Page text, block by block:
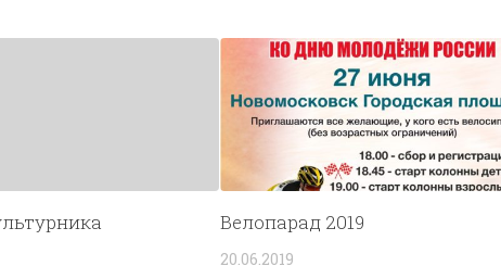
Велопарад 2019
20.06.2019